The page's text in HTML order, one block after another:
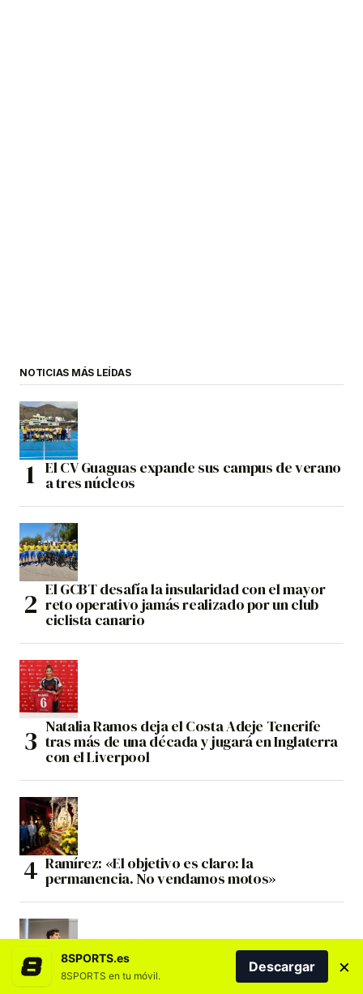
NOTICIAS MÁS LEÍDAS
El CV Guaguas expande sus campus de verano
a tres núcleos
El GCBT desafía la insularidad con el mayor
reto operativo jamás realizado por un club
ciclista canario
Natalia Ramos deja el Costa Adeje Tenerife
tras más de una década y jugará en Inglaterra
con el Liverpool
Ramírez: «El objetivo es claro: la
permanencia. No vendamos motos»
Samu Rizk: «Ser entrenador asistente en el CV
8SPORTS.es
8SPORTS en tu móvil.
Descargar ×